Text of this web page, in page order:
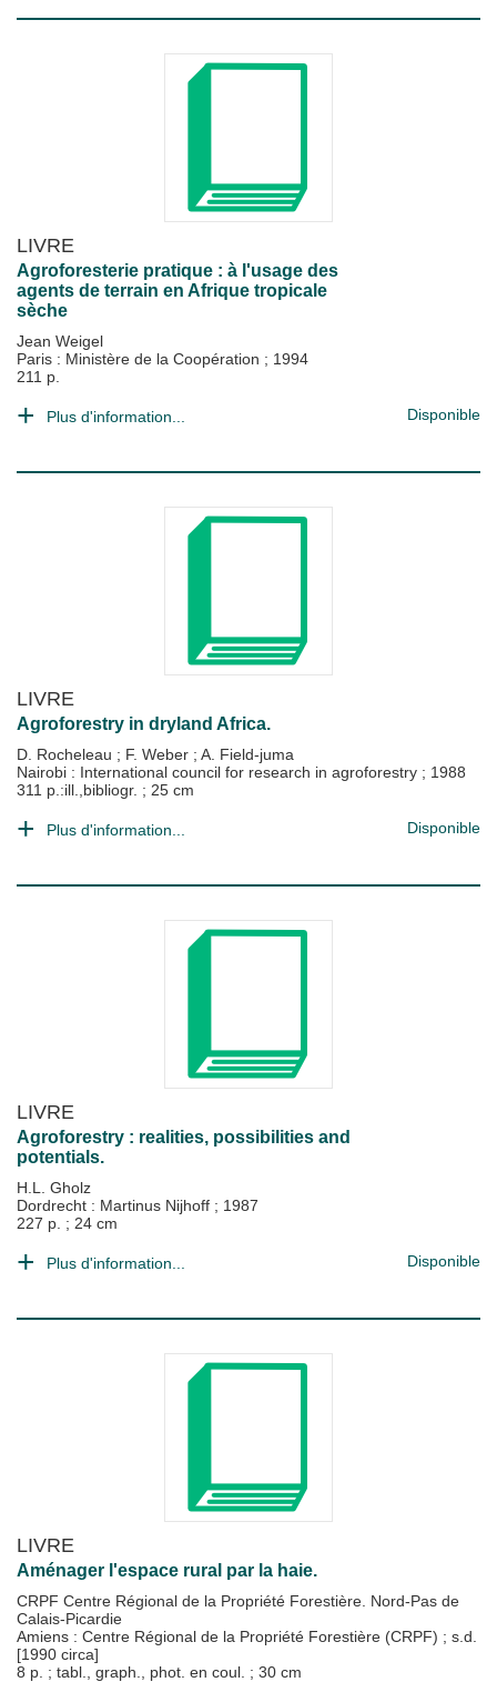
LIVRE
Agroforesterie pratique : à l'usage des
agents de terrain en Afrique tropicale
sèche
Jean Weigel
Paris : Ministère de la Coopération ; 1994
211 p.
Plus d'information... Disponible
LIVRE
Agroforestry in dryland Africa.
D. Rocheleau ; F. Weber ; A. Field-juma
Nairobi : International council for research in agroforestry ; 1988
311 p.:ill.,bibliogr. ; 25 cm
Plus d'information... Disponible
LIVRE
Agroforestry : realities, possibilities and
potentials.
H.L. Gholz
Dordrecht : Martinus Nijhoff ; 1987
227 p. ; 24 cm
Plus d'information... Disponible
LIVRE
Aménager l'espace rural par la haie.
CRPF Centre Régional de la Propriété Forestière. Nord-Pas de
Calais-Picardie
Amiens : Centre Régional de la Propriété Forestière (CRPF) ; s.d.
[1990 circa]
8 p. ; tabl., graph., phot. en coul. ; 30 cm